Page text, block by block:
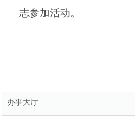
志参加活动。
办事大厅